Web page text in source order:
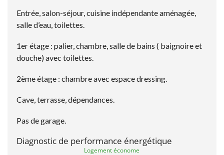
Entrée, salon-séjour, cuisine indépendante aménagée,
salle d’eau, toilettes.
1er étage : palier, chambre, salle de bains ( baignoire et
douche) avec toilettes.
2ème étage : chambre avec espace dressing.
Cave, terrasse, dépendances.
Pas de garage.
Diagnostic de performance énergétique
Logement économe